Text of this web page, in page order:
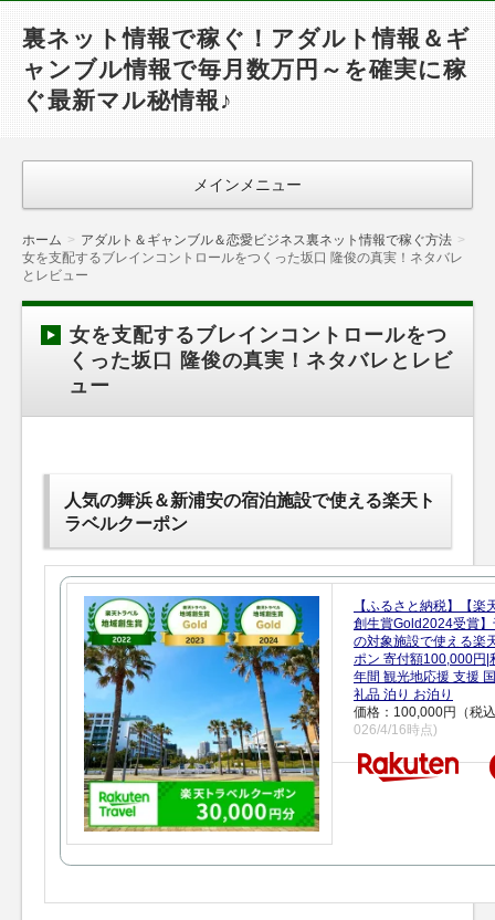
裏ネット情報で稼ぐ！アダルト情報＆ギ
ャンブル情報で毎月数万円～を確実に稼
ぐ最新マル秘情報♪
メインメニュー
ホーム
アダルト＆ギャンブル＆恋愛ビジネス裏ネット情報で稼ぐ方法
女を支配するブレインコントロールをつくった坂口 隆俊の真実！ネタバレ
とレビュー
女を支配するブレインコントロールをつ
くった坂口 隆俊の真実！ネタバレとレビ
ュー
人気の舞浜＆新浦安の宿泊施設で使える楽天ト
ラベルクーポン
【ふるさと納税】【楽
創生賞Gold2024受賞
の対象施設で使える楽
ポン 寄付額100,000円|
年間 観光地応援 支援
礼品 泊り お泊り
価格：100,000円（税
026/4/16時点)